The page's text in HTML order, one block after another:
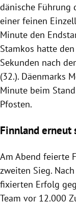
dänische Führung
einer feinen
Minute den
Stamkos hatte
Sekunden nach
(32.). Däenmarks
Minute beim
Pfosten.
Finnland erneut
Am Abend feierte
zweiten Sieg.
fixierten Erfolg
Team vor 12.000